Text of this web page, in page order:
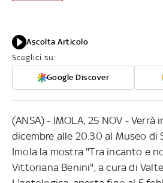
Ascolta Articolo
Sceglici su:
Google Discover
(ANSA) - IMOLA, 25 NOV -
dicembre alle 20.30 al Museo di
Imola la mostra "Tra incanto e
Vittoriana Benini", a cura di